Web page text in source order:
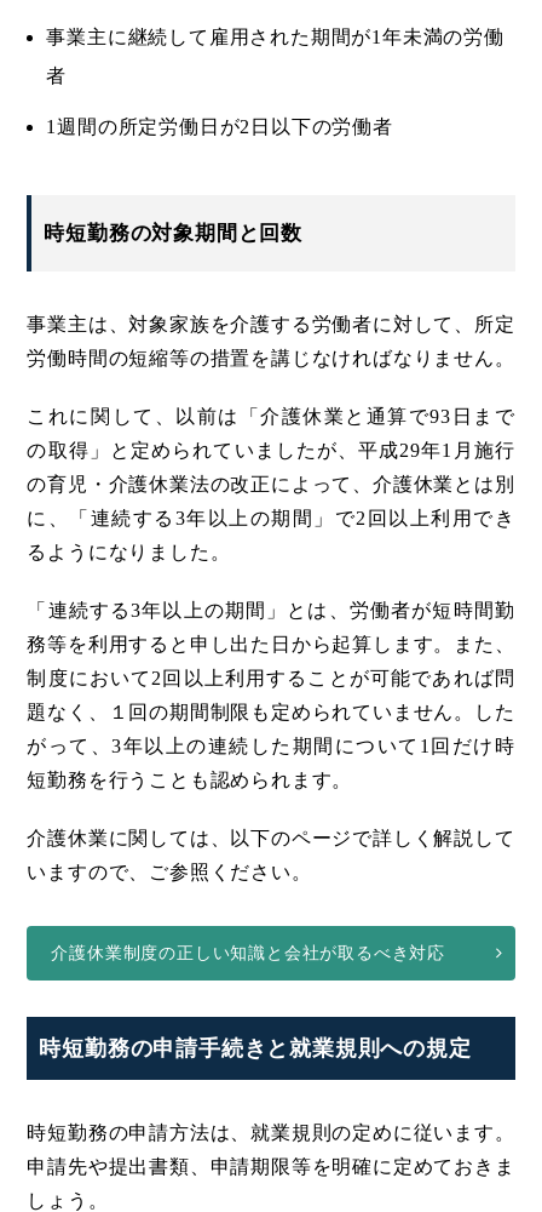
事業主に継続して雇用された期間が1年未満の労働
者
1週間の所定労働日が2日以下の労働者
時短勤務の対象期間と回数
事業主は、対象家族を介護する労働者に対して、所定
労働時間の短縮等の措置を講じなければなりません。
これに関して、以前は「介護休業と通算で93日まで
の取得」と定められていましたが、平成29年1月施行
の育児・介護休業法の改正によって、介護休業とは別
に、「連続する3年以上の期間」で2回以上利用でき
るようになりました。
「連続する3年以上の期間」とは、労働者が短時間勤
務等を利用すると申し出た日から起算します。また、
制度において2回以上利用することが可能であれば問
題なく、１回の期間制限も定められていません。した
がって、3年以上の連続した期間について1回だけ時
短勤務を行うことも認められます。
介護休業に関しては、以下のページで詳しく解説して
いますので、ご参照ください。
介護休業制度の正しい知識と会社が取るべき対応
時短勤務の申請手続きと就業規則への規定
時短勤務の申請方法は、就業規則の定めに従います。
申請先や提出書類、申請期限等を明確に定めておきま
しょう。